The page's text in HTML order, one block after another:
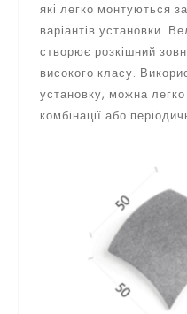
які легко монтуються
варіантів установки.
створює розкішний
високого класу.
установку, можна легко
комбінації або